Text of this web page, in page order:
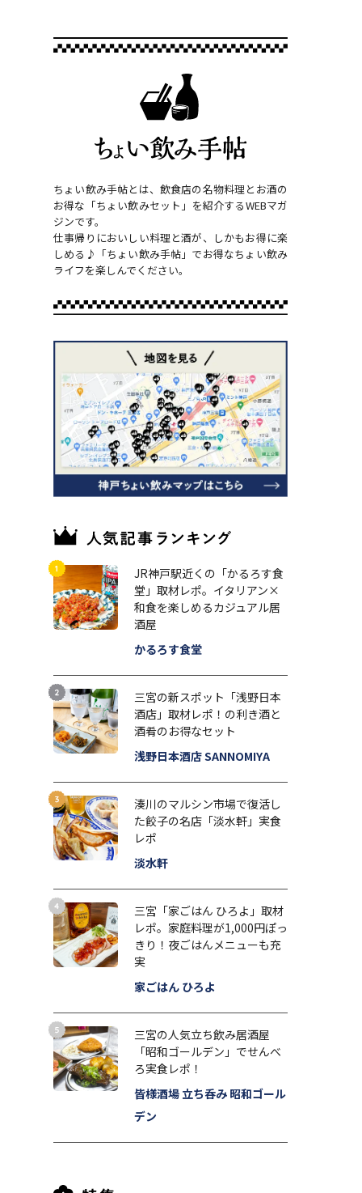
ちょい飲み手帖とは、飲食店の名物料理とお酒の
お得な「ちょい飲みセット」を紹介するWEBマガ
ジンです。
仕事帰りにおいしい料理と酒が、しかもお得に楽
しめる♪「ちょい飲み手帖」でお得なちょい飲み
ライフを楽しんでください。
JR神戸駅近くの「かるろす食
堂」取材レポ。イタリアン×
和食を楽しめるカジュアル居
酒屋
かるろす食堂
三宮の新スポット「浅野日本
酒店」取材レポ！の利き酒と
酒肴のお得なセット
浅野日本酒店 SANNOMIYA
湊川のマルシン市場で復活し
た餃子の名店「淡水軒」実食
レポ
淡水軒
三宮「家ごはん ひろよ」取材
レポ。家庭料理が1,000円ぽっ
きり！夜ごはんメニューも充
実
家ごはん ひろよ
三宮の人気立ち飲み居酒屋
「昭和ゴールデン」でせんべ
ろ実食レポ！
皆様酒場 立ち呑み 昭和ゴール
デン